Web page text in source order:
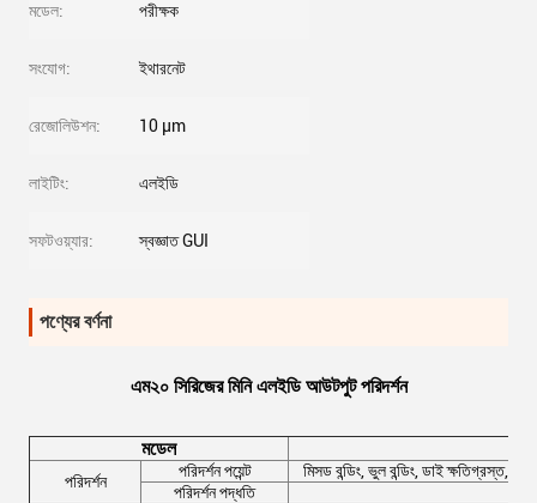
মডেল: পরীক্ষক
সংযোগ: ইথারনেট
রেজোলিউশন: 10 μm
লাইটিং: এলইডি
সফটওয়্যার: স্বজ্ঞাত GUI
পণ্যের বর্ণনা
এম২০ সিরিজের মিনি এলইডি আউটপুট পরিদর্শন
মডেল
পরিদর্শন
পরিদর্শন পয়েন্ট
মিসড বন্ডিং, ভুল বন্ডিং, ডাই ক্ষতিগ্রস্ত,
পরিদর্শন পদ্ধতি